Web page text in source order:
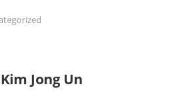
Jong Un